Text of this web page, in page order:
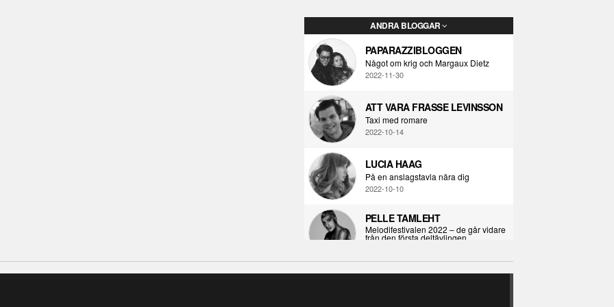
ANDRA BLOGGAR
PAPARAZZIBLOGGEN
Något om krig och Margaux Dietz
2022-11-30
ATT VARA FRASSE LEVINSSON
Taxi med romare
2022-10-14
LUCIA HAAG
På en anslagstavla nära dig
2022-10-10
PELLE TAMLEHT
Melodifestivalen 2022 – de går vidare
från den första deltävlingen
I KORPENS SKUGGA